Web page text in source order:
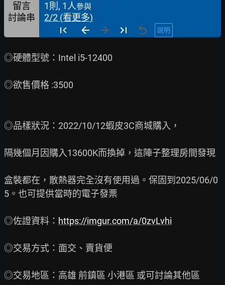
留言
1則, 1人參與
討論串 2/2 (看更多)
說明
◎硬體型號：Intel i5-12400
◎欲售價格 :3500
◎品樣狀況：2022/10/12蝦皮3C商城購入，
隔幾個月因購入13600K而換掉，這陣子整理房間發現
盒裝都在，散熱器完全沒有使用過。保固到2025/06/0
5。也可提供當時的電子發票
◎佐證資料： https://imgur.com/a/0zvLvhi
◎交易方式：面交、賣貨便
◎交易地區：高雄 前鎮區 小港區 或可討論其他區